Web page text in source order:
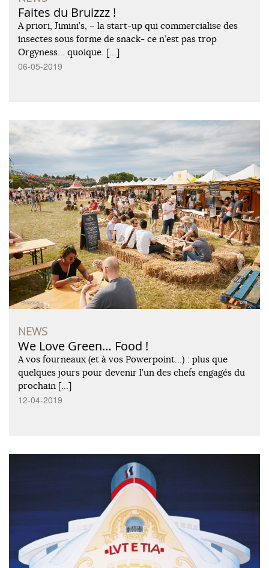
Faites du Bruizzz !
A priori, Jimini’s, – la start-up qui commercialise des
insectes sous forme de snack- ce n’est pas trop
Orgyness… quoique. […]
06-05-2019
NEWS
We Love Green… Food !
A vos fourneaux (et à vos Powerpoint…) : plus que
quelques jours pour devenir l’un des chefs engagés du
prochain […]
12-04-2019